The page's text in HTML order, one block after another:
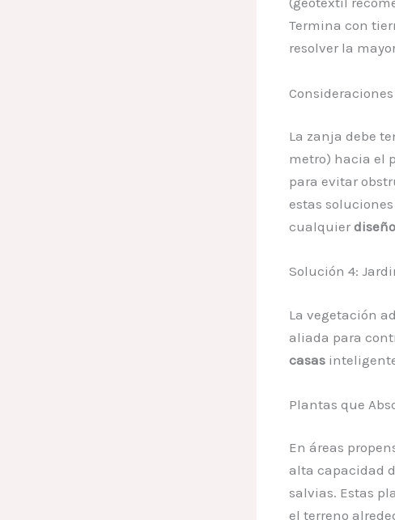
Termina con
resolver la
La zanja debe
metro) hacia el
para evitar
estas
cualquier
Solución 4:
La vegetación
aliada para
casas
Plantas que
En áreas
alta capacidad
salvias. Estas
el terreno